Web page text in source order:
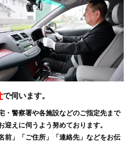
で伺います。
・警察署や各施設などのご指定先まで
迎えに伺うよう努めております。
前」「ご住所」「連絡先」などをお伝